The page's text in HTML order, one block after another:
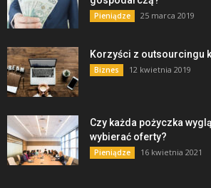
Pieniądze 25 marca 2019
Korzyści z outsourcingu
Biznes 12 kwietnia 2019
Czy każda pożyczka
wybierać oferty?
Pieniądze 16 kwietnia 2021